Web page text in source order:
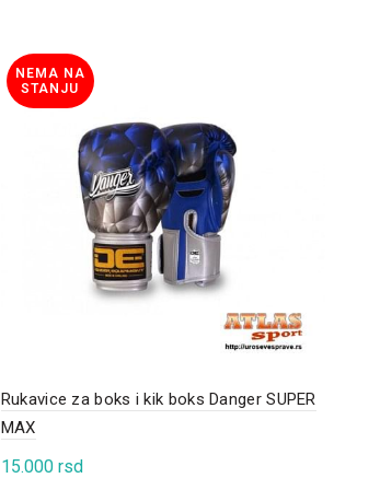
NEMA NA
STANJU
Rukavice za boks i kik boks Danger SUPER
MAX
15.000 rsd